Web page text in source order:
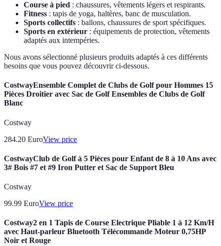
Course à pied : chaussures, vêtements légers et respirants.
Fitness : tapis de yoga, haltères, banc de musculation.
Sports collectifs : ballons, chaussures de sport spécifiques.
Sports en extérieur : équipements de protection, vêtements
adaptés aux intempéries.
Nous avons sélectionné plusieurs produits adaptés à ces différents
besoins que vous pouvez découvrir ci-dessous.
CostwayEnsemble Complet de Clubs de Golf pour Hommes 15
Pièces Droitier avec Sac de Golf Ensembles de Clubs de Golf
Blanc
Costway
284.20 EuroView price
CostwayClub de Golf à 5 Pièces pour Enfant de 8 à 10 Ans avec
3# Bois #7 et #9 Iron Putter et Sac de Support Bleu
Costway
99.99 EuroView price
Costway2 en 1 Tapis de Course Electrique Pliable 1 à 12 Km/H
avec Haut-parleur Bluetooth Télécommande Moteur 0,75HP
Noir et Rouge